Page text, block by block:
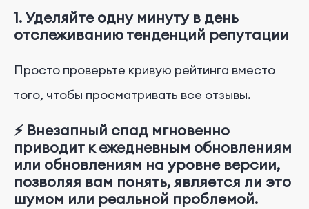
1. Уделяйте одну минуту в день
отслеживанию тенденций репутации
Просто проверьте кривую рейтинга вместо
того, чтобы просматривать все отзывы.
⚡ Внезапный спад мгновенно
приводит к ежедневным обновлениям
или обновлениям на уровне версии,
позволяя вам понять, является ли это
шумом или реальной проблемой.